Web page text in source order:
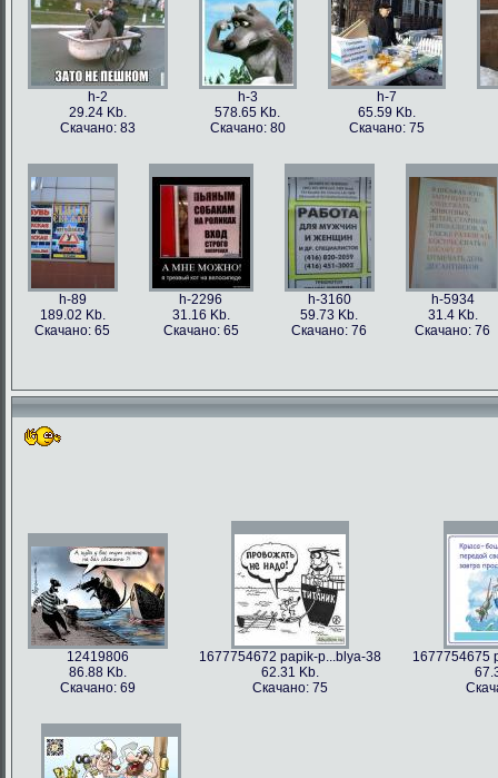
h-2
29.24 Kb.
Скачано: 83
h-3
578.65 Kb.
Скачано: 80
h-7
65.59 Kb.
Скачано: 75
h-89
189.02 Kb.
Скачано: 65
h-2296
31.16 Kb.
Скачано: 65
h-3160
59.73 Kb.
Скачано: 76
h-5934
31.4 Kb.
Скачано: 76
12419806
86.88 Kb.
Скачано: 69
1677754672 papik-p...blya-38
62.31 Kb.
Скачано: 75
1677754675